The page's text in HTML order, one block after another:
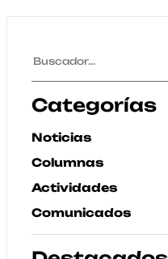
Categorías
Noticias
Columnas
Actividades
Comunicados